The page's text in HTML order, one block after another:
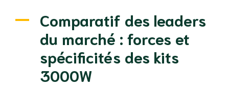
Comparatif des leaders
du marché : forces et
spécificités des kits
3000W